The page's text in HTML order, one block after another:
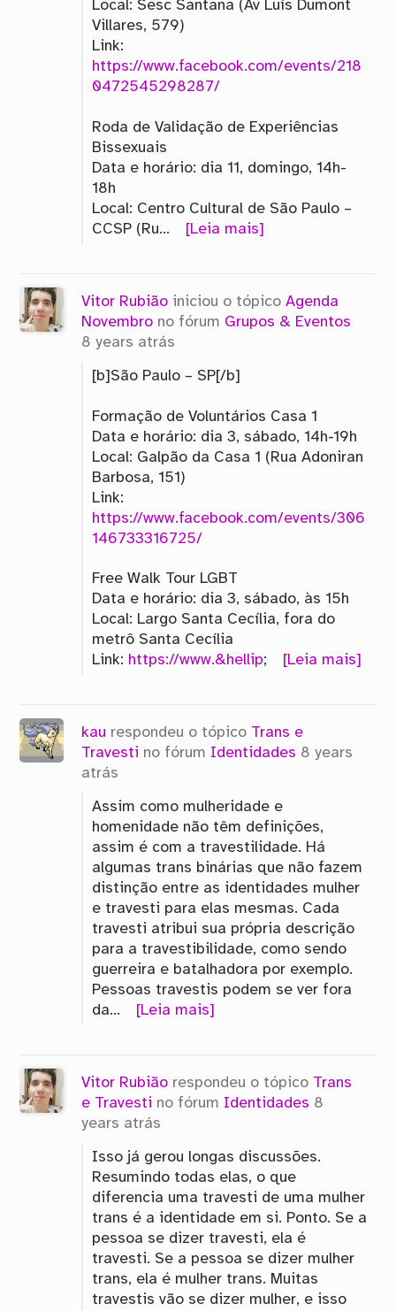
Local: Sesc Santana (Av Luís Dumont
Villares, 579)
Link:
https://www.facebook.com/events/218
0472545298287/
Roda de Validação de Experiências
Bissexuais
Data e horário: dia 11, domingo, 14h-
18h
Local: Centro Cultural de São Paulo –
CCSP (Ru…
[Leia mais]
Vitor Rubião iniciou o tópicoAgenda
Novembro no fórum Grupos & Eventos
8 years atrás
[b]São Paulo – SP[/b]
Formação de Voluntários Casa 1
Data e horário: dia 3, sábado, 14h-19h
Local: Galpão da Casa 1 (Rua Adoniran
Barbosa, 151)
Link:
https://www.facebook.com/events/306
146733316725/
Free Walk Tour LGBT
Data e horário: dia 3, sábado, às 15h
Local: Largo Santa Cecília, fora do
metrô Santa Cecília
Link: https://www.&hellip; [Leia mais]
kau respondeu o tópico Trans e
Travesti no fórum Identidades 8 years
atrás
Assim como mulheridade e
homenidade não têm definições,
assim é com a travestilidade. Há
algumas trans binárias que não fazem
distinção entre as identidades mulher
e travesti para elas mesmas. Cada
travesti atribui sua própria descrição
para a travestibilidade, como sendo
guerreira e batalhadora por exemplo.
Pessoas travestis podem se ver fora
da…
[Leia mais]
Vitor Rubião respondeu o tópico Trans
e Travesti no fórum Identidades 8
years atrás
Isso já gerou longas discussões.
Resumindo todas elas, o que
diferencia uma travesti de uma mulher
trans é a identidade em si. Ponto. Se a
pessoa se dizer travesti, ela é
travesti. Se a pessoa se dizer mulher
trans, ela é mulher trans. Muitas
travestis vão se dizer mulher, e isso